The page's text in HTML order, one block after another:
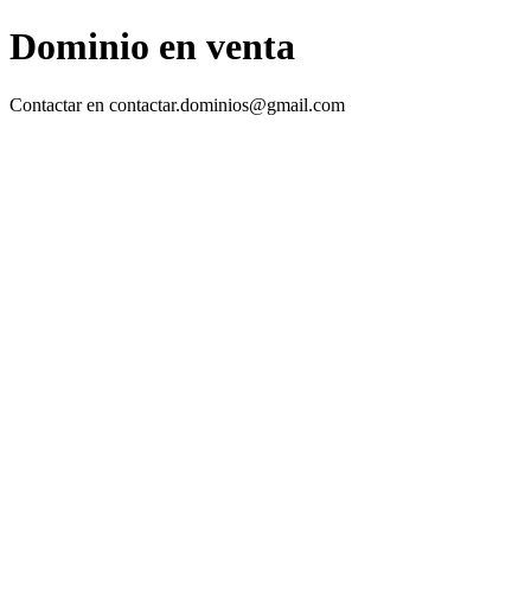
Dominio en venta
Contactar en contactar.dominios@gmail.com